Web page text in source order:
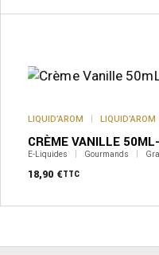
LIQUID’AROM
CRÈME VANILLE
E-Liquides Gourmands
18,90 €TTC